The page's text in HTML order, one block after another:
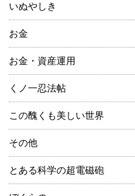
いぬやしき
お金
お金・資産運用
くノ一忍法帖
この醜くも美しい世界
その他
とある科学の超電磁砲